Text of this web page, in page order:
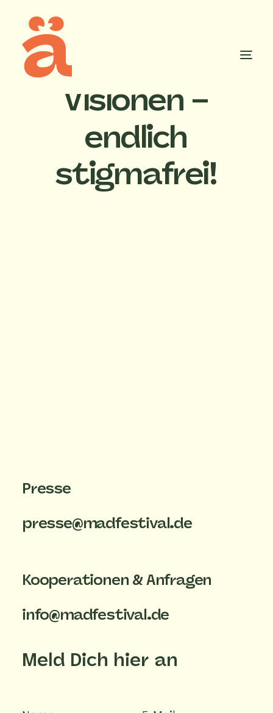
Über das mäd festival
info@madfestival.de
Wir
Visionen –
endlich
stigmafrei!
Presse
presse@madfestival.de
Kooperationen & Anfragen
info@madfestival.de
Meld Dich hier an